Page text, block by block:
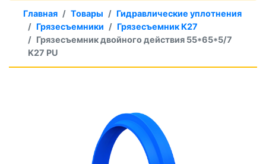
Главная Товары
Гидравлические уплотнения
Грязесъемники
Грязесъемник К27
Грязесъемник двойного действия 55*65*5/7
K27 PU